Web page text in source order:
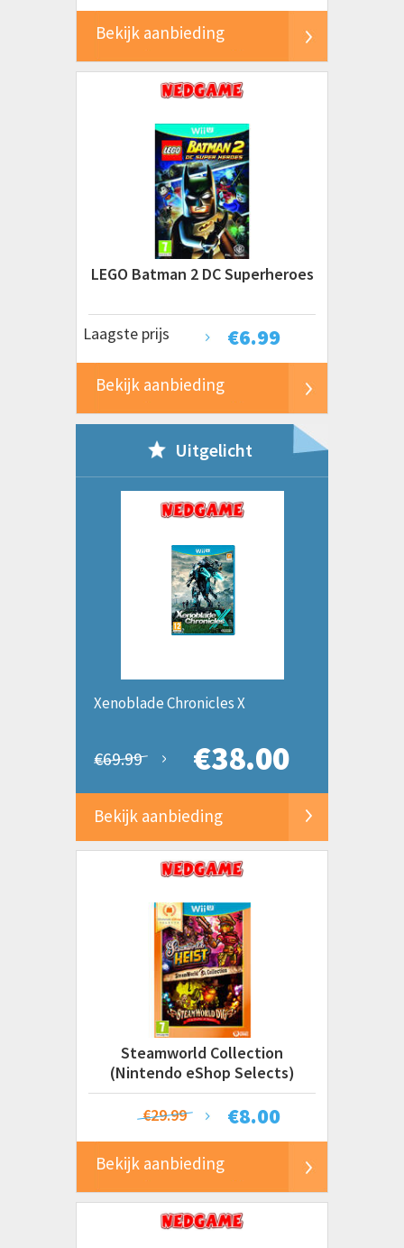
Bekijk aanbieding
LEGO Batman 2 DC Superheroes
€6.99
Laagste prijs
Bekijk aanbieding
Uitgelicht
Xenoblade Chronicles X
€69.99 €38.00
Bekijk aanbieding
Steamworld Collection
(Nintendo eShop Selects)
€8.00
€29.99
Bekijk aanbieding